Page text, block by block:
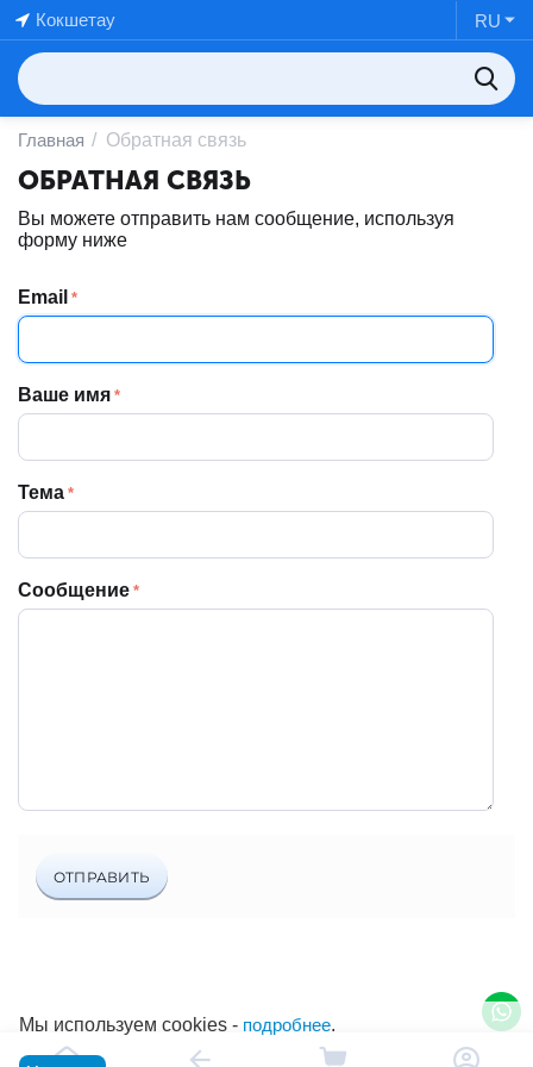
Кокшетау RU
Главная / Обратная связь
ОБРАТНАЯ СВЯЗЬ
Вы можете отправить нам сообщение, используя
форму ниже
Email
Ваше имя
Тема
Сообщение
ОТПРАВИТЬ
Мы используем cookies - подробнее.